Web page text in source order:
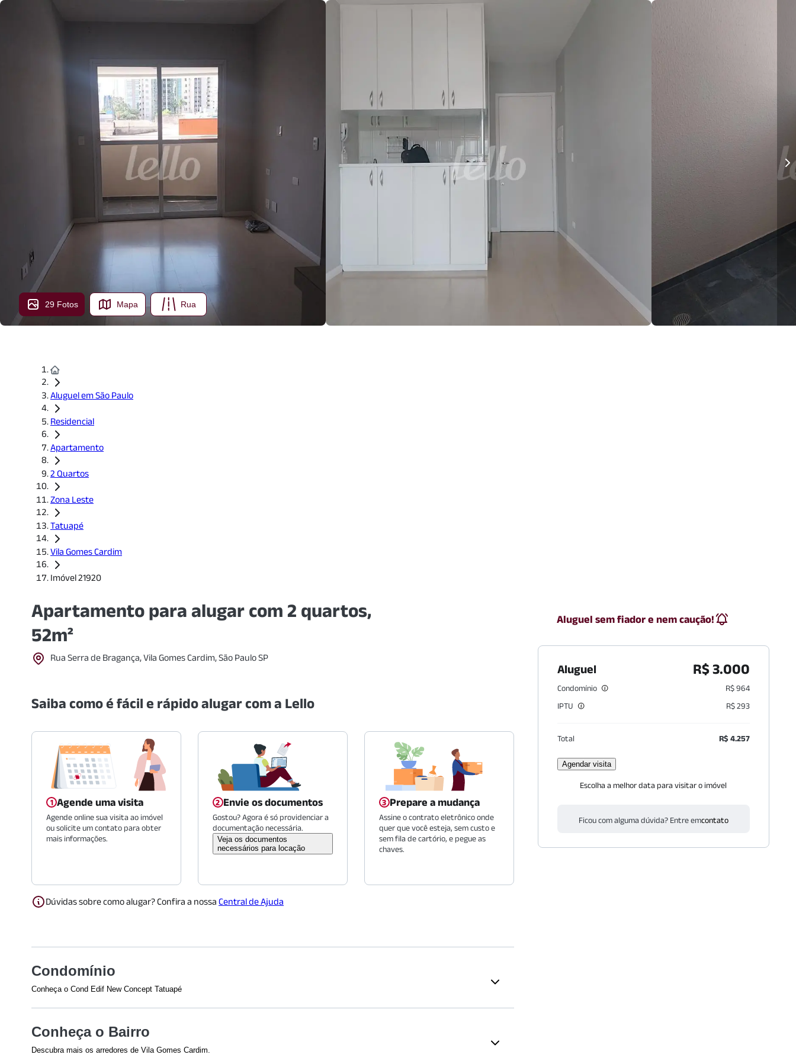
29 Fotos Mapa Rua
Aluguel em São Paulo
Residencial
Apartamento
2 Quartos
Zona Leste
Tatuapé
Vila Gomes Cardim
Imóvel 21920
Apartamento para alugar com 2 quartos,
52m²
Rua Serra de Bragança, Vila Gomes Cardim, São Paulo SP
Saiba como é fácil e rápido alugar com a Lello
Agende uma visita
Agende online sua visita ao imóvel
ou solicite um contato para obter
mais informações.
Envie os documentos
Gostou? Agora é só providenciar a
documentação necessária.
Veja os documentos
necessários para locação
Prepare a mudança
Assine o contrato eletrônico onde
quer que você esteja, sem custo e
sem fila de cartório, e pegue as
chaves.
Dúvidas sobre como alugar? Confira a nossa Central de Ajuda
Condomínio
Conheça o Cond Edif New Concept Tatuapé
Piscina
Conheça o Bairro
Descubra mais os arredores de Vila Gomes Cardim.
Aluguel sem fiador e nem caução!
Aluguel R$ 3.000
Condomínio
R$ 964
IPTU
R$ 293
Total R$ 4.257
Agendar visita
Escolha a melhor data para visitar o imóvel
Ficou com alguma dúvida? Entre emcontato